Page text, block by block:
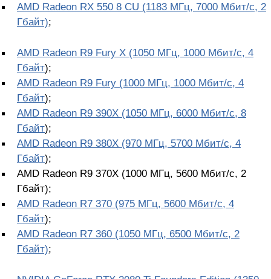
AMD Radeon RX 550 8 CU (1183 МГц, 7000 Мбит/с, 2
Гбайт);
AMD Radeon R9 Fury X (1050 МГц, 1000 Мбит/с, 4
Гбайт);
AMD Radeon R9 Fury (1000 МГц, 1000 Мбит/с, 4
Гбайт);
AMD Radeon R9 390X (1050 МГц, 6000 Мбит/с, 8
Гбайт);
AMD Radeon R9 380X (970 МГц, 5700 Мбит/с, 4
Гбайт);
AMD Radeon R9 370X (1000 МГц, 5600 Мбит/с, 2
Гбайт);
AMD Radeon R7 370 (975 МГц, 5600 Мбит/с, 4
Гбайт);
AMD Radeon R7 360 (1050 МГц, 6500 Мбит/с, 2
Гбайт);